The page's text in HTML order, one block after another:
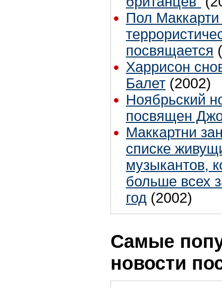
Пол
посвящается
Харрисон
Балет (2002)
Ноябрьский
посвящен
Маккартни
списке
музыкантов,
больше всех
год (2002)
Самые
новости